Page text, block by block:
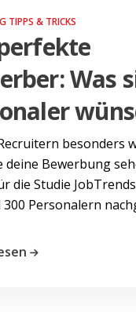
TIPPS & TRICKS
Was
besonders
deine Bewerbung
die Studie
Personalern